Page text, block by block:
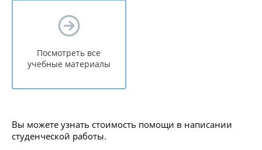
Посмотреть все
учебные материалы
Вы можете узнать стоимость помощи в написании
студенческой работы.